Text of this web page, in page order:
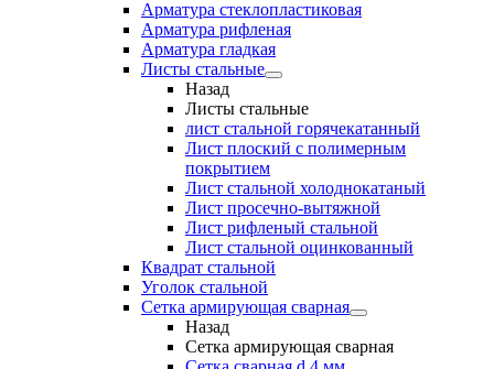
Арматура стеклопластиковая
Арматура рифленая
Арматура гладкая
Листы стальные
Назад
Листы стальные
лист стальной горячекатанный
Лист плоский с полимерным
покрытием
Лист стальной холоднокатаный
Лист просечно-вытяжной
Лист рифленый стальной
Лист стальной оцинкованный
Квадрат стальной
Уголок стальной
Сетка армирующая сварная
Назад
Сетка армирующая сварная